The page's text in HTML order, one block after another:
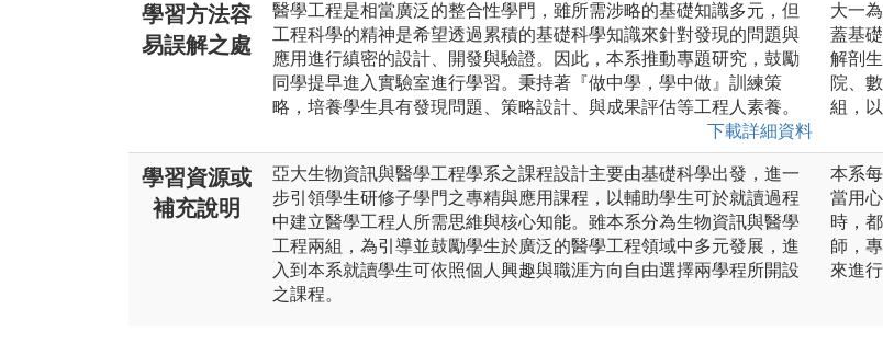
學習方法容
易誤解之處
醫學工程是相當廣泛的整合性學門，雖所需涉略的基礎知識多元，但
工程科學的精神是希望透過累積的基礎科學知識來針對發現的問題與
應用進行縝密的設計、開發與驗證。因此，本系推動專題研究，鼓勵
同學提早進入實驗室進行學習。秉持著『做中學，學中做』訓練策
略，培養學生具有發現問題、策略設計、與成果評估等工程人素養。
下載詳細資料
大一
蓋基
解剖
院、
組，
學習資源或
補充說明
亞大生物資訊與醫學工程學系之課程設計主要由基礎科學出發，進一
步引領學生研修子學門之專精與應用課程，以輔助學生可於就讀過程
中建立醫學工程人所需思維與核心知能。雖本系分為生物資訊與醫學
工程兩組，為引導並鼓勵學生於廣泛的醫學工程領域中多元發展，進
入到本系就讀學生可依照個人興趣與職涯方向自由選擇兩學程所開設
之課程。
本系
當用
時，
師，
來進